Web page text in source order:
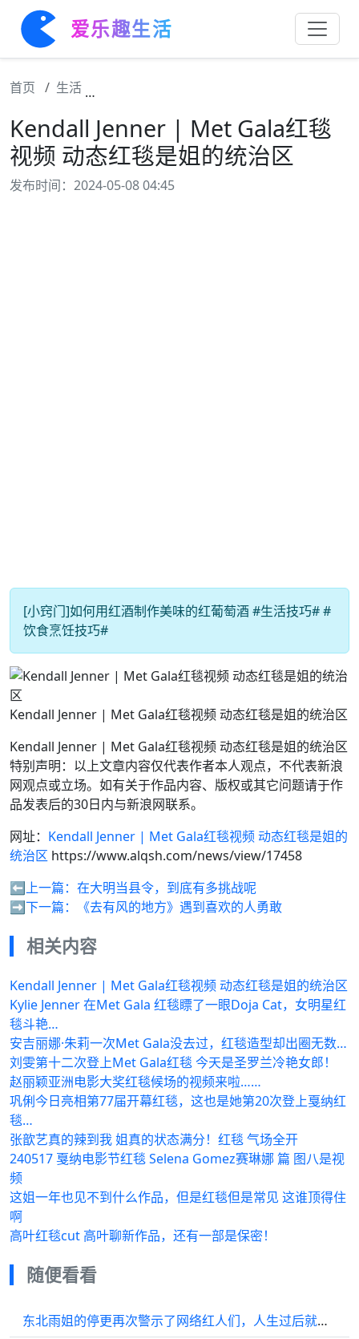
爱乐趣生活
首页 生活
Kendall Jenner | Met Gala红毯
视频 动态红毯是姐的统治区
发布时间：2024-05-08 04:45
[小窍门]如何用红酒制作美味的红葡萄酒 #生活技巧# #
饮食烹饪技巧#
Kendall Jenner | Met Gala红毯视频 动态红毯是姐的统治区
Kendall Jenner | Met Gala红毯视频 动态红毯是姐的统治区
特别声明：以上文章内容仅代表作者本人观点，不代表新浪
网观点或立场。如有关于作品内容、版权或其它问题请于作
品发表后的30日内与新浪网联系。
网址： Kendall Jenner | Met Gala红毯视频 动态红毯是姐的
统治区 https://www.alqsh.com/news/view/17458
⬅️上一篇： 在大明当县令，到底有多挑战呢
➡️下一篇：
《去有风的地方》遇到喜欢的人勇敢
相关内容
Kendall Jenner | Met Gala红毯视频 动态红毯是姐的统治区
Kylie Jenner 在Met Gala 红毯瞟了一眼Doja Cat，女明星红
毯斗艳…
安吉丽娜·朱莉一次Met Gala没去过，红毯造型却出圈无数…
刘雯第十二次登上Met Gala红毯 今天是圣罗兰冷艳女郎！
赵丽颖亚洲电影大奖红毯候场的视频来啦……
巩俐今日亮相第77届开幕红毯，这也是她第20次登上戛纳红
毯…
张歆艺真的辣到我 姐真的状态满分！红毯 气场全开
240517 戛纳电影节红毯 Selena Gomez赛琳娜 篇 图八是视
频
这姐一年也见不到什么作品，但是红毯但是常见 这谁顶得住
啊
高叶红毯cut 高叶聊新作品，还有一部是保密！
随便看看
东北雨姐的停更再次警示了网络红人们，人生过后就永远回不来了？